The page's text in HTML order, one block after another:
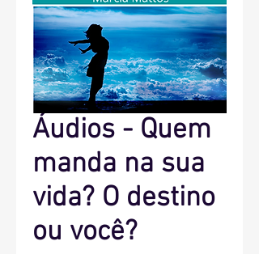
Áudios - Quem
manda na sua
vida? O destino
ou você?